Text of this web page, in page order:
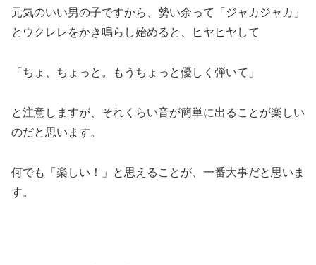
元気のいい男の子ですから、勢い余って「ジャカジャカ」
とウクレレをかき鳴らし始めると、ヒヤヒヤして
「ちょ、ちょっと。もうちょっと優しく弾いて」
と注意しますが、それくらい音が簡単に出ることが楽しい
のだと思います。
何でも「楽しい！」と思えることが、一番大事だと思いま
す。